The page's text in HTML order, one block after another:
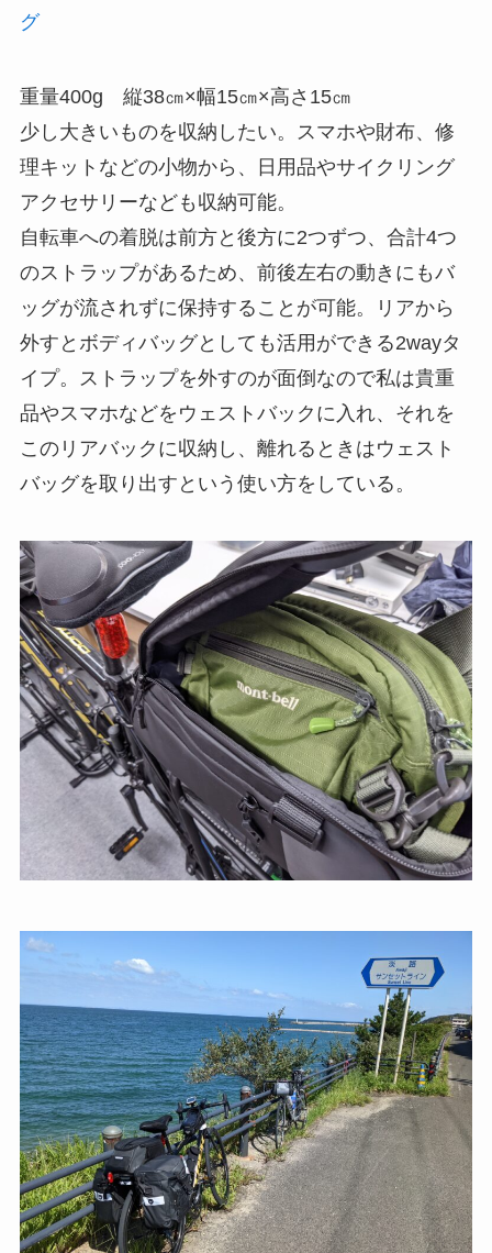
グ
重量400g 縦38㎝×幅15㎝×高さ15㎝
少し大きいものを収納したい。スマホや財布、修
理キットなどの小物から、日用品やサイクリング
アクセサリーなども収納可能。
自転車への着脱は前方と後方に2つずつ、合計4つ
のストラップがあるため、前後左右の動きにもバ
ッグが流されずに保持することが可能。リアから
外すとボディバッグとしても活用ができる2wayタ
イプ。ストラップを外すのが面倒なので私は貴重
品やスマホなどをウェストバックに入れ、それを
このリアバックに収納し、離れるときはウェスト
バッグを取り出すという使い方をしている。